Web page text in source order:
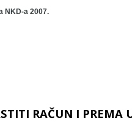
NKD-a 2007.
RAČUN I PREMA